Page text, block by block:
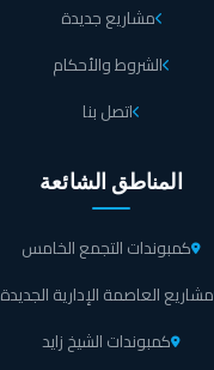
مشاريع جديدة
الشروط والأحكام
اتصل بنا
المناطق الشائعة
كمبوندات التجمع الخامس
مشاريع العاصمة الإدارية الجديدة
كمبوندات الشيخ زايد